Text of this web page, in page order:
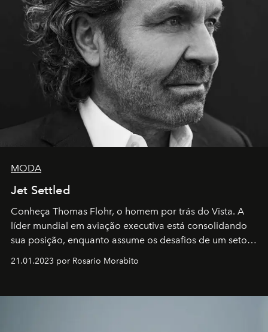
MODA
Jet Settled
Conheça Thomas Flohr, o homem por trás do Vista. A
líder mundial em aviação executiva está consolidando
sua posição, enquanto assume os desafios de um setor
em rápida evolução e redefinindo o conceito de luxo
21.01.2023 por Rosario Morabito